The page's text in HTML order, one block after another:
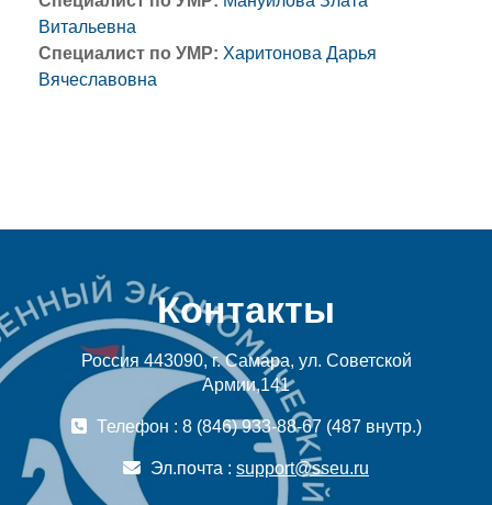
Витальевна
Специалист по УМР: Харитонова Дарья
Вячеславовна
Контакты
Россия 443090, г. Самара, ул. Советской
Армии,141
Телефон : 8 (846) 933-88-67 (487 внутр.)
Эл.почта : support@sseu.ru